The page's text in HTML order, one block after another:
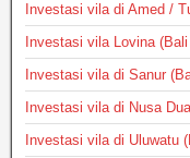
Investasi vila di Amed /
Investasi vila Lovina
Investasi vila di Sanur
Investasi vila di Nusa
Investasi vila di Uluwatu